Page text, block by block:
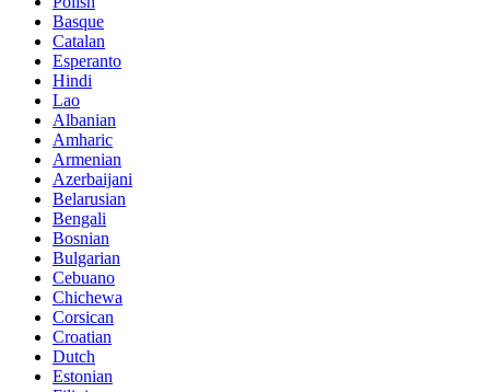
Basque
Catalan
Esperanto
Hindi
Lao
Albanian
Amharic
Armenian
Azerbaijani
Belarusian
Bengali
Bosnian
Bulgarian
Cebuano
Chichewa
Corsican
Croatian
Dutch
Estonian